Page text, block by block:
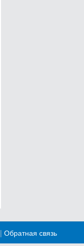
| Обратная связь